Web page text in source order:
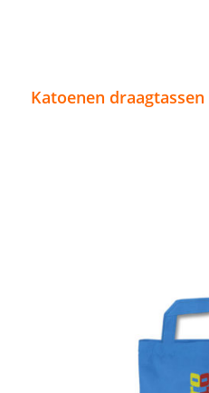
Katoenen draagtassen